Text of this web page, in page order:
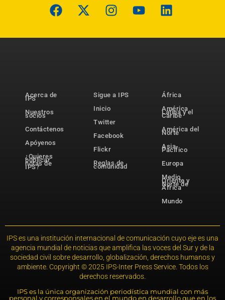
Acerca de
IPS
Nuestros
socios
Contáctenos
Apóyenos
¿Quieres
publicar
notas de
IPS?
Sigue a IPS
Inicio
Twitter
Facebook
Flickr
Reglas de
comunidad
África
América
Latina y el
Caribe
América del
Norte
Asia-
Pacífico
Europa
Medio
Oriente y
Norte de
África
Mundo
IPS es una institución internacional de comunicación cuyo eje es una
agencia mundial de noticias que amplifica las voces del Sur y de la
sociedad civil sobre desarrollo, globalización, derechos humanos y
ambiente. Copyright © 2025 IPS-Inter Press Service. Todos los
derechos reservados.
IPS es la única organización periodística mundial con más
personal y corresponsales en el mundo en desarrollo que en los